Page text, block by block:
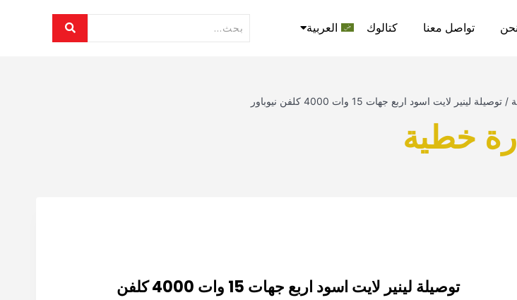
تواصل معنا كتالوك العربية
/ توصيلة لينير لايت اسود اربع جهات 15 وات 4000 كلفن نيوباور
خطية
توصيلة لينير لايت اسود اربع جهات 15 وات 4000 كلفن